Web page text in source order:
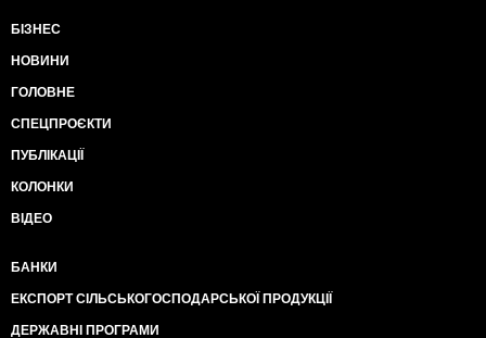
БІЗНЕС
НОВИНИ
ГОЛОВНЕ
СПЕЦПРОЄКТИ
ПУБЛІКАЦІЇ
КОЛОНКИ
ВІДЕО
БАНКИ
ЕКСПОРТ СІЛЬСЬКОГОСПОДАРСЬКОЇ ПРОДУКЦІЇ
ДЕРЖАВНІ ПРОГРАМИ